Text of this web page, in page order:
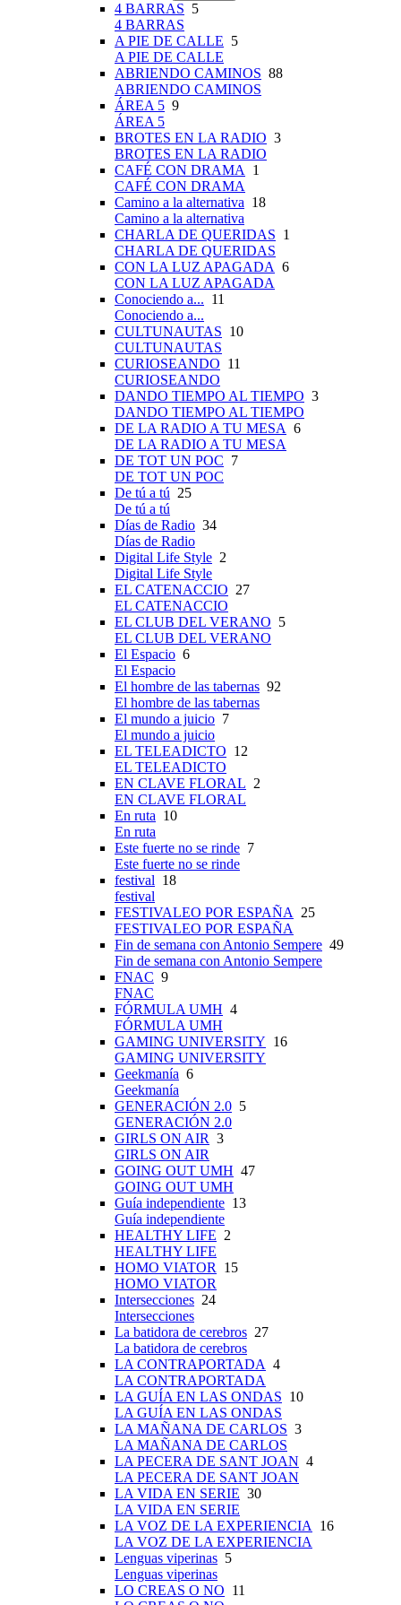
4 BARRAS 5
4 BARRAS
A PIE DE CALLE 5
A PIE DE CALLE
ABRIENDO CAMINOS 88
ABRIENDO CAMINOS
ÁREA 5 9
ÁREA 5
BROTES EN LA RADIO 3
BROTES EN LA RADIO
CAFÉ CON DRAMA
1
CAFÉ CON DRAMA
Camino a la alternativa 18
Camino a la alternativa
CHARLA DE QUERIDAS 1
CHARLA DE QUERIDAS
CON LA LUZ APAGADA 6
CON LA LUZ APAGADA
Conociendo a... 11
Conociendo a...
CULTUNAUTAS 10
CULTUNAUTAS
CURIOSEANDO 11
CURIOSEANDO
DANDO TIEMPO AL TIEMPO 3
DANDO TIEMPO AL TIEMPO
DE LA RADIO A TU MESA 6
DE LA RADIO A TU MESA
DE TOT UN POC 7
DE TOT UN POC
De tú a tú 25
De tú a tú
Días de Radio 34
Días de Radio
Digital Life Style 2
Digital Life Style
EL CATENACCIO 27
EL CATENACCIO
EL CLUB DEL VERANO 5
EL CLUB DEL VERANO
El Espacio 6
El Espacio
El hombre de las tabernas 92
El hombre de las tabernas
El mundo a juicio 7
El mundo a juicio
EL TELEADICTO 12
EL TELEADICTO
EN CLAVE FLORAL 2
EN CLAVE FLORAL
En ruta 10
En ruta
Este fuerte no se rinde 7
Este fuerte no se rinde
festival 18
festival
FESTIVALEO POR ESPAÑA
25
FESTIVALEO POR ESPAÑA
Fin de semana con Antonio Sempere 49
Fin de semana con Antonio Sempere
FNAC 9
FNAC
FÓRMULA UMH 4
FÓRMULA UMH
GAMING UNIVERSITY 16
GAMING UNIVERSITY
Geekmanía 6
Geekmanía
GENERACIÓN 2.0 5
GENERACIÓN 2.0
GIRLS ON AIR 3
GIRLS ON AIR
GOING OUT UMH 47
GOING OUT UMH
Guía independiente 13
Guía independiente
HEALTHY LIFE 2
HEALTHY LIFE
HOMO VIATOR
15
HOMO VIATOR
Intersecciones 24
Intersecciones
La batidora de cerebros 27
La batidora de cerebros
LA CONTRAPORTADA 4
LA CONTRAPORTADA
LA GUÍA EN LAS ONDAS 10
LA GUÍA EN LAS ONDAS
LA MAÑANA DE CARLOS 3
LA MAÑANA DE CARLOS
LA PECERA DE SANT JOAN 4
LA PECERA DE SANT JOAN
LA VIDA EN SERIE 30
LA VIDA EN SERIE
LA VOZ DE LA EXPERIENCIA
16
LA VOZ DE LA EXPERIENCIA
Lenguas viperinas 5
Lenguas viperinas
LO CREAS O NO 11